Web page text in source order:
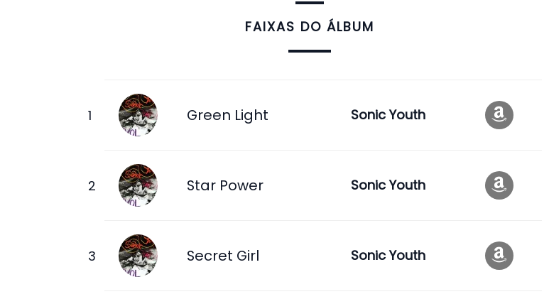
FAIXAS DO ÁLBUM
Green Light Sonic Youth
Star Power Sonic Youth
Secret Girl Sonic Youth